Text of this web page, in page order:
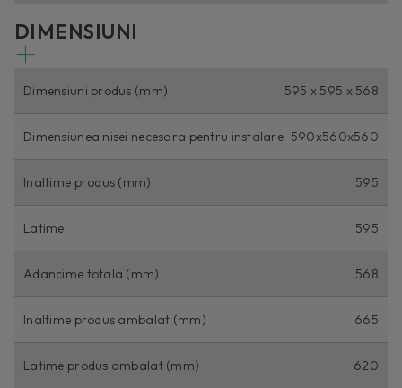
DIMENSIUNI
Dimensiuni produs (mm) 595 x 595 x 568
Dimensiunea nisei necesara pentru instalare 590x560x560
Inaltime produs (mm) 595
Latime 595
Adancime totala (mm) 568
Inaltime produs ambalat (mm) 665
Latime produs ambalat (mm) 620